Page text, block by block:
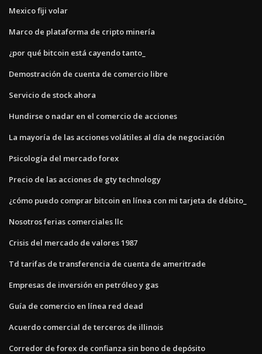
Mexico fiji volar
Marco de plataforma de cripto minería
¿por qué bitcoin está cayendo tanto_
Demostración de cuenta de comercio libre
Servicio de stock ahora
Hundirse o nadar en el comercio de acciones
La mayoría de las acciones volátiles al día de negociación
Psicología del mercado forex
Precio de las acciones de gty technology
¿cómo puedo comprar bitcoin en línea con mi tarjeta de débito_
Nosotros ferias comerciales llc
Crisis del mercado de valores 1987
Td tarifas de transferencia de cuenta de ameritrade
Empresas de inversión en petróleo y gas
Guía de comercio en línea red dead
Acuerdo comercial de terceros de illinois
Corredor de forex de confianza sin bono de depósito